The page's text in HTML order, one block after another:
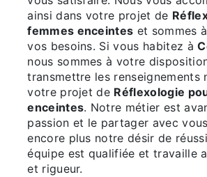
ainsi dans votre projet de
femmes enceintes et sommes
vos besoins. Si vous habitez à
nous sommes à votre
transmettre les renseignements
votre projet de Réflexologie
enceintes. Notre métier est
passion et le partager avec
encore plus notre désir de
équipe est qualifiée et travaille
et rigueur.